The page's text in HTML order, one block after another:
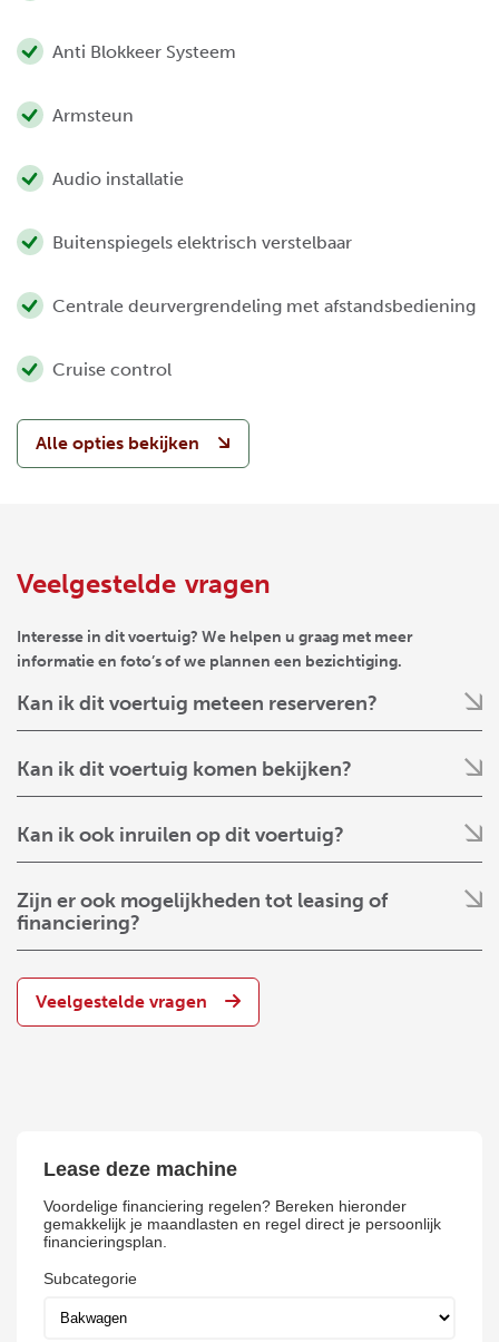
Anti Blokkeer Systeem
Armsteun
Audio installatie
Buitenspiegels elektrisch verstelbaar
Centrale deurvergrendeling met afstandsbediening
Cruise control
Alle opties bekijken
Veelgestelde vragen
Interesse in dit voertuig? We helpen u graag met meer
informatie en foto’s of we plannen een bezichtiging.
Kan ik dit voertuig meteen reserveren?
Kan ik dit voertuig komen bekijken?
Kan ik ook inruilen op dit voertuig?
Zijn er ook mogelijkheden tot leasing of
financiering?
Veelgestelde vragen